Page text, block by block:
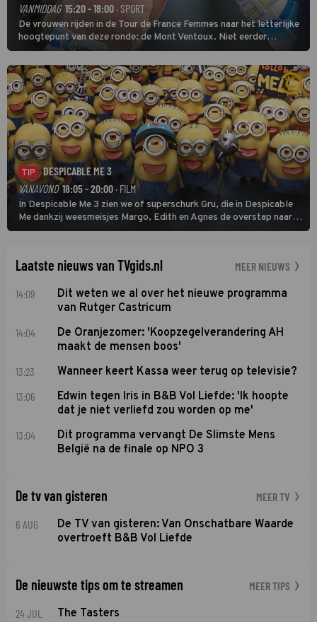
VANMIDDAG 15:20 - 18:00 · SPORT
De vrouwen rijden in de Tour de France Femmes naar het letterlijke
hoogtepunt van deze ronde: de Mont Ventoux. Niet eerder
finishten de vrouwen voor deze koers op deze kale col uit de
buitencategorie. De aanloop naar de slotklim is vlak.
TIP
DESPICABLE ME 3
VANAVOND 18:05 - 20:00· FILM
In Despicable Me 3 zien we of superschurk Gru, die in Despicable
Me dankzij weesmeisjes Margo, Edith en Agnes de overstap naar
het rechte pad maakte, ook op dat pad weet te blijven.
Laatste nieuws van TVgids.nl MEER NIEUWS
14:09
Dit weten we al over het nieuwe programma
van Rutger Castricum
14:04
De Oranjezomer: 'Koopzegelverandering AH
maakt de mensen boos'
13:23 Wanneer keert Kassa weer terug op televisie?
13:06
Edwin tegen Iris in B&B Vol Liefde: 'Ik hoopte
dat je niet verliefd zou worden op me'
13:04
Dit programma vervangt De Slimste Mens
België na de finale op NPO 3
De tv van gisteren MEER TV
6 AUG
De TV van gisteren: Van Onschatbare Waarde
overtroeft B&B Vol Liefde
De nieuwste tips om te streamen MEER TIPS
24 JUL The Tasters